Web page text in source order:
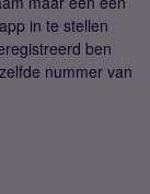
in te stellen
ben
nummer van